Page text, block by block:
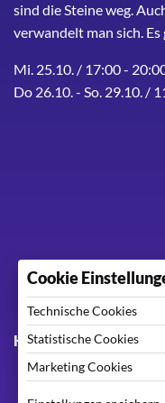
sind die Steine weg.
verwandelt man sich.
Mi. 25.10. / 17:00 -
Do 26.10. - So. 29.10. /
Kontakt Impressum
Cookie
Technische Cookies
Statistische Cookies
Marketing Cookies